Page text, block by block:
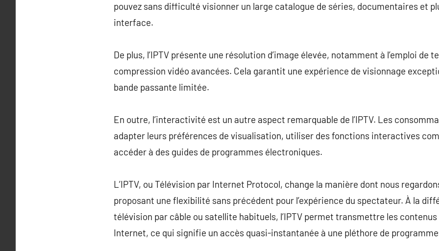
pouvez sans difficulté visionner un large catalogue de séries, documentaires et
interface.
De plus, l’IPTV présente une résolution d’image élevée, notamment à l’emploi de
compression vidéo avancées. Cela garantit une expérience de visionnage
bande passante limitée.
En outre, l’interactivité est un autre aspect remarquable de l’IPTV. Les
adapter leurs préférences de visualisation, utiliser des fonctions interactives
accéder à des guides de programmes électroniques.
L’IPTV, ou Télévision par Internet Protocol, change la manière dont nous
proposant une flexibilité sans précédent pour l’expérience du spectateur. À la
télévision par câble ou satellite habituels, l’IPTV permet transmettre les
Internet, ce qui signifie un accès quasi-instantanée à une pléthore de